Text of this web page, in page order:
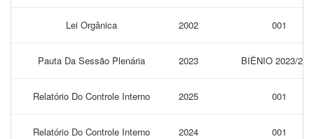
Lei Orgânica 2002 001
Pauta Da Sessão Plenária 2023 BIÊNIO 2023/
Relatório Do Controle Interno 2025 001
Relatório Do Controle Interno 2024 001